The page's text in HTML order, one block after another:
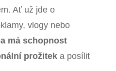
Ať už jde o
vlogy nebo
má schopnost
prožiteka posílit